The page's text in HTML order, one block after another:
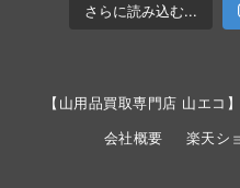
さらに読み込む...
【山用品買取専門店 山エコ
会社概要 楽天シ